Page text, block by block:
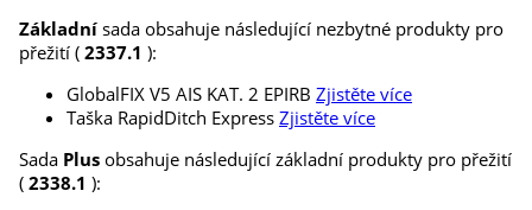
Základní sada obsahuje následující nezbytné produkty pro
přežití ( 2337.1 ):
GlobalFIX V5 AIS KAT. 2 EPIRB Zjistěte více
Taška RapidDitch Express Zjistěte více
Sada Plus obsahuje následující základní produkty pro přežití
( 2338.1 ):